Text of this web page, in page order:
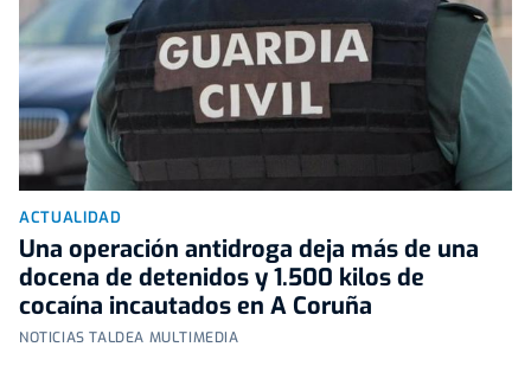
ACTUALIDAD
Una operación antidroga deja más de una
docena de detenidos y 1.500 kilos de
cocaína incautados en A Coruña
NOTICIAS TALDEA MULTIMEDIA